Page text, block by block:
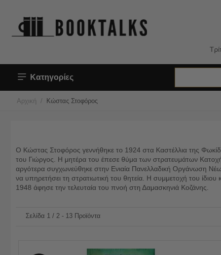
Κατηγορίες
Αρχική / Κώστας Στοφόρος
Ο Κώστας Στοφόρος γεννήθηκε το 1924 στα Καστέλλια της
του Γιώργος. Η μητέρα του έπεσε θύμα των στρατευμάτων
αργότερα συγχωνεύθηκε στην Ενιαία Πανελλαδική Οργάνωση
να υπηρετήσει τη στρατιωτική του θητεία. Η συμμετοχή του
1948 άφησε την τελευταία του πνοή στη Δαμασκηνιά Κοζάνης.
Σελίδα 1 / 2 - 13 Προϊόντα